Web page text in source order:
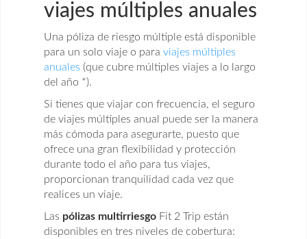
viajes múltiples anuales
Una póliza de riesgo múltiple está disponible
para un solo viaje o para viajes múltiples
anuales (que cubre múltiples viajes a lo largo
del año *).
Si tienes que viajar con frecuencia, el seguro
de viajes múltiples anual puede ser la manera
más cómoda para asegurarte, puesto que
ofrece una gran flexibilidad y protección
durante todo el año para tus viajes,
proporcionan tranquilidad cada vez que
realices un viaje.
Las pólizas multirriesgo Fit 2 Trip están
disponibles en tres niveles de cobertura: